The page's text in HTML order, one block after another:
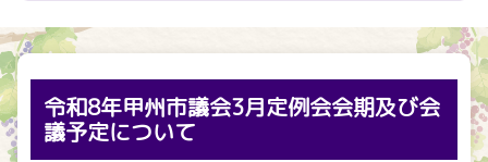
令和8年甲州市議会3月定例会会期及び会
議予定について